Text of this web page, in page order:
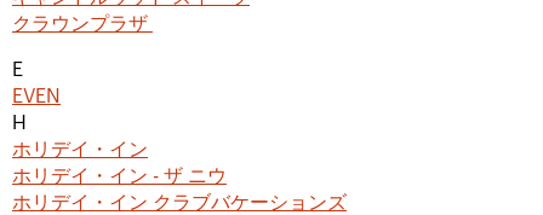
クラウンプラザ
E
EVEN
H
ホリデイ・イン
ホリデイ・イン - ザ ニウ
ホリデイ・イン クラブバケーションズ